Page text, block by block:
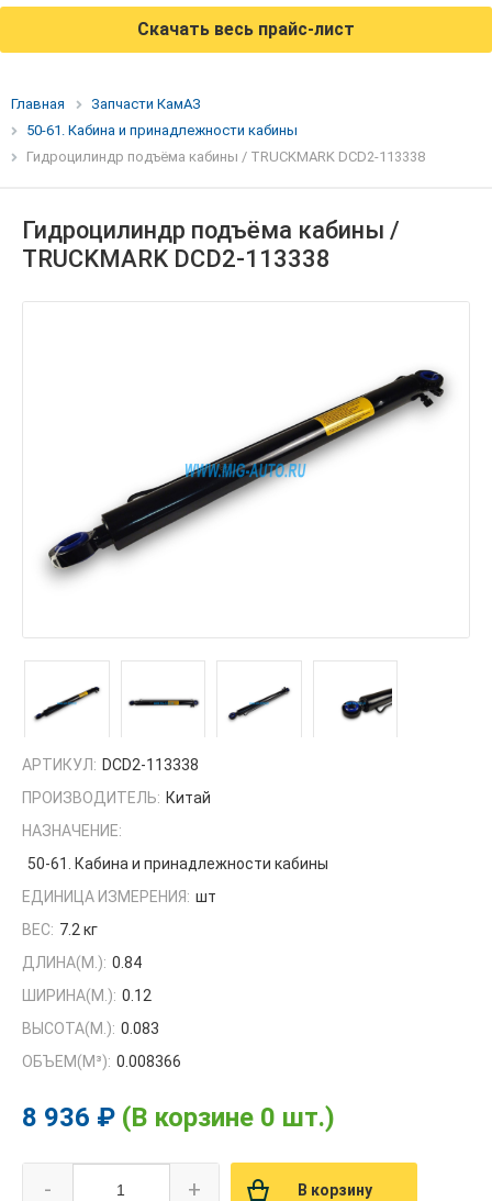
Скачать весь прайс-лист
Главная
Запчасти КамАЗ
50-61. Кабина и принадлежности кабины
Гидроцилиндр подъёма кабины / TRUCKMARK DCD2-113338
Гидроцилиндр подъёма кабины /
TRUCKMARK DCD2-113338
АРТИКУЛ: DCD2-113338
ПРОИЗВОДИТЕЛЬ: Китай
НАЗНАЧЕНИЕ:
50-61. Кабина и принадлежности кабины
ЕДИНИЦА ИЗМЕРЕНИЯ: шт
ВЕС: 7.2 кг
ДЛИНА(М.): 0.84
ШИРИНА(М.): 0.12
ВЫСОТА(М.): 0.083
ОБЪЕМ(M³): 0.008366
8 936 ₽ (В корзине 0 шт.)
- + В корзину